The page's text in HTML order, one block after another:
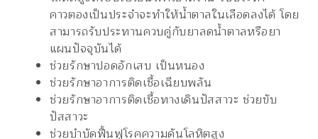
คาวตองเป็นประจำจะทำให้น้ำตาลในเลือดลงได้ โดย
สามารถรับประทานควบคู่กับยาลดน้ำตาลหรือยา
แผนปัจจุบันได้
ช่วยรักษาปอดอักเสบ เป็นหนอง
ช่วยรักษาอาการติดเชื้อเฉียบพลัน
ช่วยรักษาอาการติดเชื้อทางเดินปัสสาวะ ช่วยขับ
ปัสสาวะ
ช่วยบำบัดฟื้นฟูโรคความดันโลหิตสูง